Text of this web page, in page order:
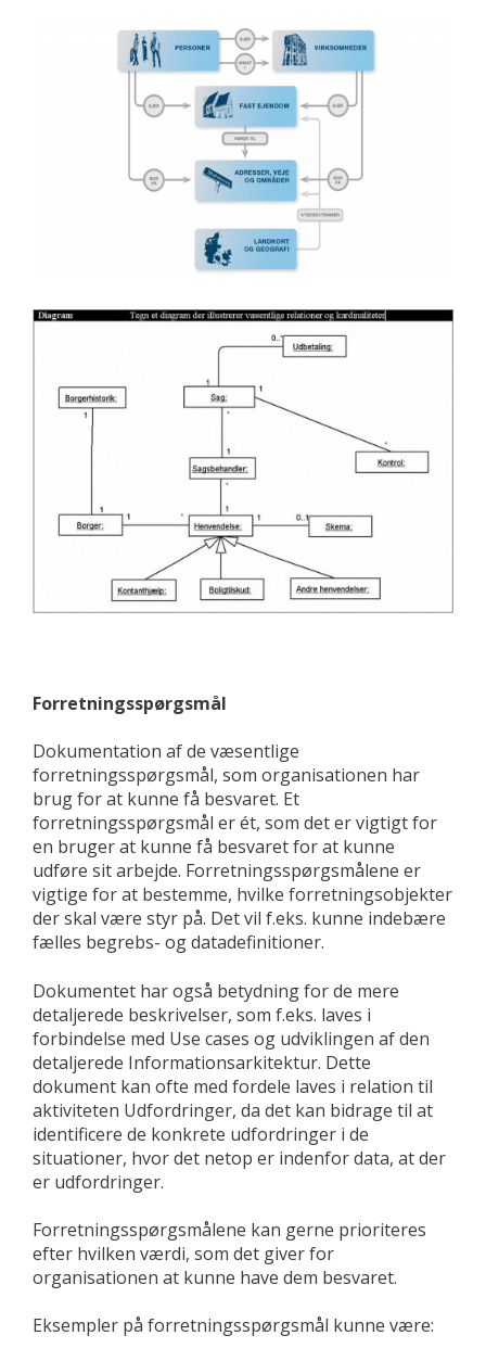
Forretningsspørgsmål
Dokumentation af de væsentlige
forretningsspørgsmål, som organisationen har
brug for at kunne få besvaret. Et
forretningsspørgsmål er ét, som det er vigtigt for
en bruger at kunne få besvaret for at kunne
udføre sit arbejde. Forretningsspørgsmålene er
vigtige for at bestemme, hvilke forretningsobjekter
der skal være styr på. Det vil f.eks. kunne indebære
fælles begrebs- og datadefinitioner.
Dokumentet har også betydning for de mere
detaljerede beskrivelser, som f.eks. laves i
forbindelse med Use cases og udviklingen af den
detaljerede Informationsarkitektur. Dette
dokument kan ofte med fordele laves i relation til
aktiviteten Udfordringer, da det kan bidrage til at
identificere de konkrete udfordringer i de
situationer, hvor det netop er indenfor data, at der
er udfordringer.
Forretningsspørgsmålene kan gerne prioriteres
efter hvilken værdi, som det giver for
organisationen at kunne have dem besvaret.
Eksempler på forretningsspørgsmål kunne være: